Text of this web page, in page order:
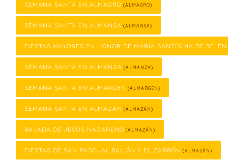
SEMANA SANTA EN ALMAGRO (ALMAGRO)
SEMANA SANTA EN ALMANSA (ALMANSA)
FIESTAS MAYORES EN HONOR DE MARÍA SANTÍSIMA DE BELÉN
SEMANA SANTA EN ALMANZA (ALMANZA)
SEMANA SANTA EN ALMARGEN (ALMARGEN)
SEMANA SANTA EN ALMAZÁN (ALMAZÁN)
BAJADA DE JESÚS NAZARENO (ALMAZÁN)
FIESTAS DE SAN PASCUAL BAILÓN Y EL ZARRÓN (ALMAZÁN)